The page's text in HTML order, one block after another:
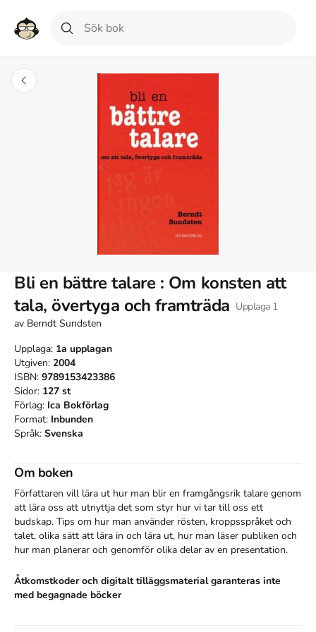
Bli en bättre talare : Om konsten att
tala, övertyga och framträda Upplaga 1
av Berndt Sundsten
Upplaga: 1a upplagan
Utgiven: 2004
ISBN: 9789153423386
Sidor: 127 st
Förlag: Ica Bokförlag
Format: Inbunden
Språk: Svenska
Om boken
Författaren vill lära ut hur man blir en framgångsrik talare genom
att lära oss att utnyttja det som styr hur vi tar till oss ett
budskap. Tips om hur man använder rösten, kroppsspråket och
talet, olika sätt att lära in och lära ut, hur man läser publiken och
hur man planerar och genomför olika delar av en presentation.
Åtkomstkoder och digitalt tilläggsmaterial garanteras inte
med begagnade böcker